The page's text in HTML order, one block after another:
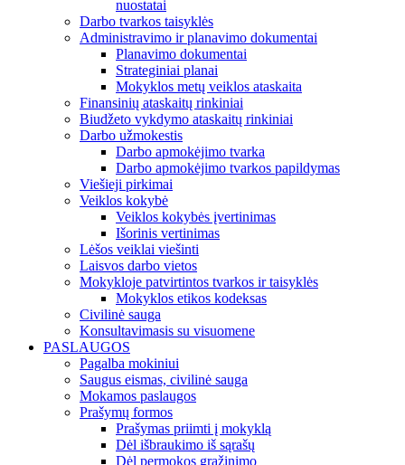
nuostatai
Darbo tvarkos taisyklės
Administravimo ir planavimo dokumentai
Planavimo dokumentai
Strateginiai planai
Mokyklos metų veiklos ataskaita
Finansinių ataskaitų rinkiniai
Biudžeto vykdymo ataskaitų rinkiniai
Darbo užmokestis
Darbo apmokėjimo tvarka
Darbo apmokėjimo tvarkos papildymas
Viešieji pirkimai
Veiklos kokybė
Veiklos kokybės įvertinimas
Išorinis vertinimas
Lėšos veiklai viešinti
Laisvos darbo vietos
Mokykloje patvirtintos tvarkos ir taisyklės
Mokyklos etikos kodeksas
Civilinė sauga
Konsultavimasis su visuomene
PASLAUGOS
Pagalba mokiniui
Saugus eismas, civilinė sauga
Mokamos paslaugos
Prašymų formos
Prašymas priimti į mokyklą
Dėl išbraukimo iš sąrašų
Dėl permokos grąžinimo